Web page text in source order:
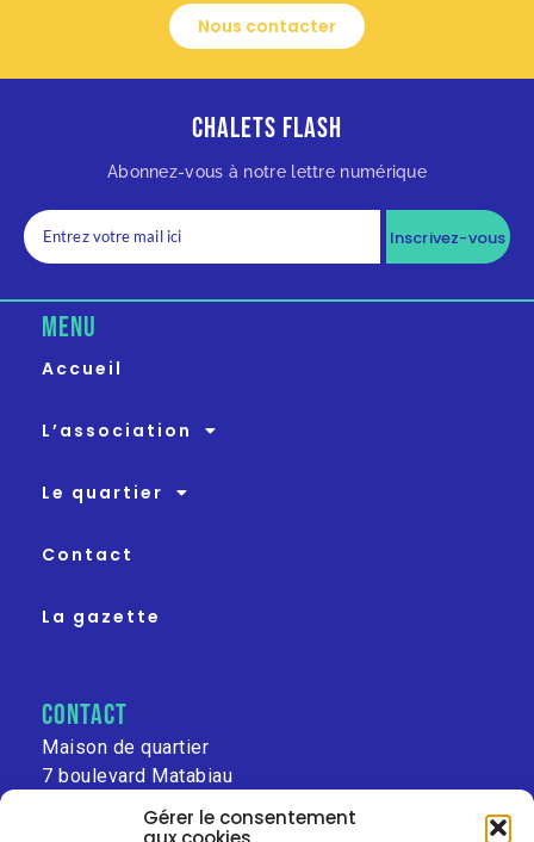
Gérer le consentement
Nous contacter
Chalets Flash
Abonnez-vous à notre lettre numérique
Inscrivez-vous
MENU
Accueil
L’association
Le quartier
Contact
La gazette
contact
Maison de quartier
7 boulevard Matabiau
31000 Toulouse